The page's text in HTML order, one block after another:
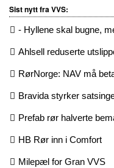
Sist nytt fra VVS:
- Hyllene skal bugne,
Ahlsell reduserte
RørNorge: NAV må
Bravida styrker
Prefab rør halverte
HB Rør inn i Comfort
Milepæl for Gran VVS